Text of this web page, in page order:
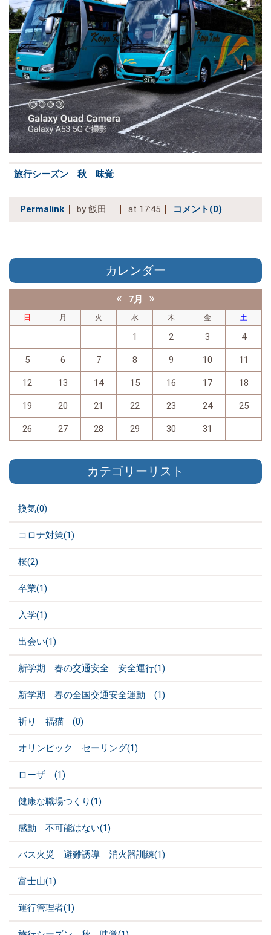
旅行シーズン 秋 味覚
Permalink by 飯田 at 17:45 コメント(0)
カレンダー
« 7月 »
日 月 火 水 木 金 土
1 2 3 4
5 6 7 8 9 10 11
12 13 14 15 16 17 18
19 20 21 22 23 24 25
26 27 28 29 30 31
カテゴリーリスト
換気(0)
コロナ対策(1)
桜(2)
卒業(1)
入学(1)
出会い(1)
新学期 春の交通安全 安全運行(1)
新学期 春の全国交通安全運動 (1)
祈り 福猫 (0)
オリンピック セーリング(1)
ローザ (1)
健康な職場つくり(1)
感動 不可能はない(1)
バス火災 避難誘導 消火器訓練(1)
富士山(1)
運行管理者(1)